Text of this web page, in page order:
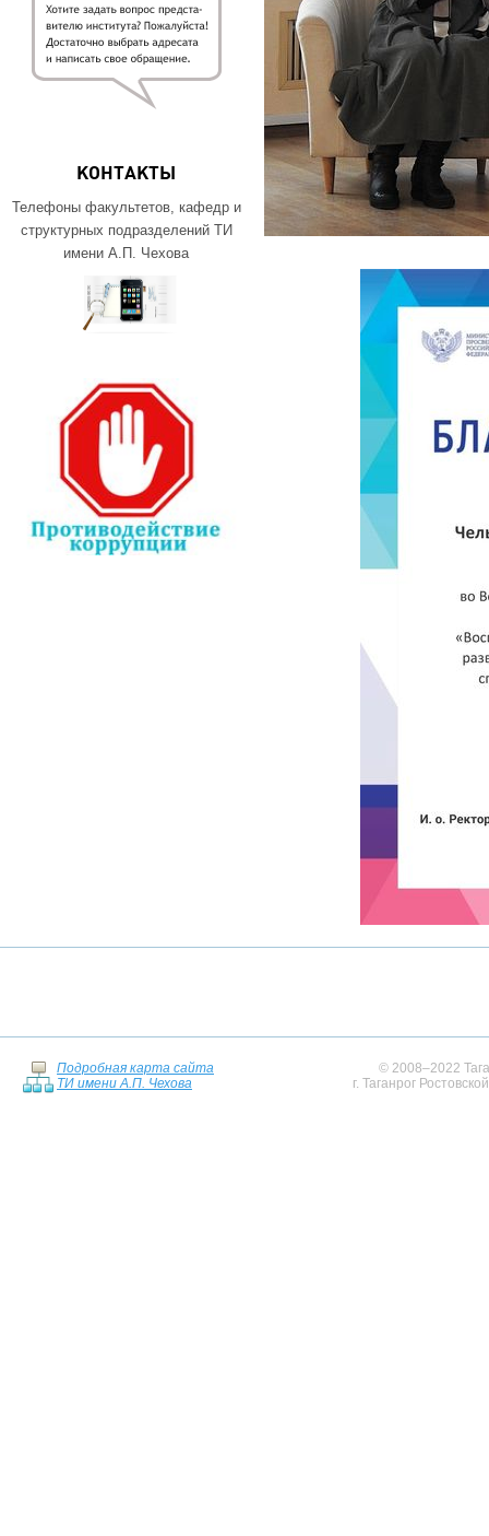
КОНТАКТЫ
Телефоны факультетов, кафедр и
структурных подразделений ТИ
имени А.П. Чехова
Подробная карта сайта
ТИ имени А.П. Чехова
© 2008–2022
г. Таганрог